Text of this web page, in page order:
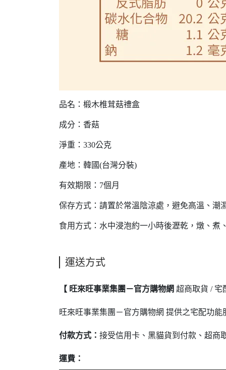
品名：椴木椎茸菇禮盒
成分：香菇
淨重：330公克
產地：韓國(台灣分裝)
有效期限：7個月
保存方式：請置於常溫陰涼處，避免高溫、潮
食用方式：水中浸泡約一小時後瀝乾，燉、煮
運送方式
【 旺來旺事業集團－官方購物網 超商取貨 /
旺來旺事業集團－官方購物網 提供之宅配功
付款方式： 接受信用卡、黑貓貨到付款、超商
運費：